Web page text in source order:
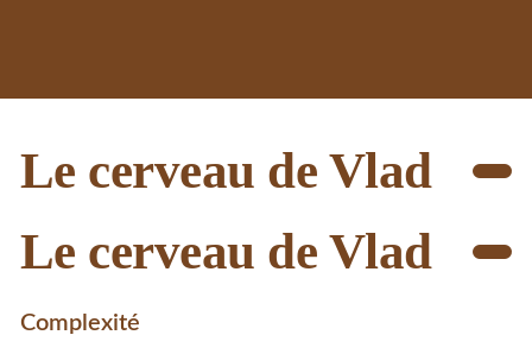
Le cerveau de Vlad
Le cerveau de Vlad
Complexité